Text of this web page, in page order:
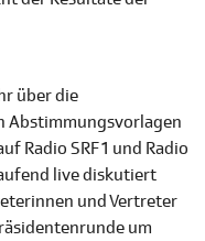
über die
Abstimmungsvorlagen
Radio SRF 1 und Radio
live diskutiert
und Vertreter
um